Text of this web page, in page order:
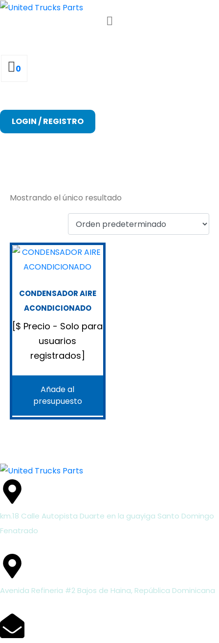
0
LOGIN / REGISTRO
Mostrando el único resultado
CONDENSADOR AIRE
ACONDICIONADO
[$ Precio - Solo para
usuarios
registrados]
Añade al
presupuesto
km.18 Calle Autopista Duarte en la guayiga Santo Domingo
Fenatrado
Avenida Refineria #2 Bajos de Haina, República Dominicana